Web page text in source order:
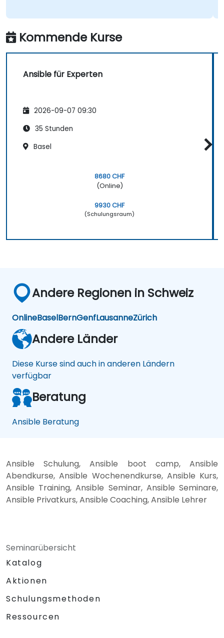
Kommende Kurse
Ansible für Experten
2026-09-07 09:30
35 Stunden
Basel
8680 CHF
(Online)
9930 CHF
(Schulungsraum)
Andere Regionen in Schweiz
OnlineBaselBernGenfLausanneZürich
Andere Länder
Diese Kurse sind auch in anderen Ländern
verfügbar
Beratung
Ansible Beratung
Ansible Schulung, Ansible boot camp, Ansible
Abendkurse, Ansible Wochenendkurse, Ansible Kurs,
Ansible Training, Ansible Seminar, Ansible Seminare,
Ansible Privatkurs, Ansible Coaching, Ansible Lehrer
Seminarübersicht
Katalog
Aktionen
Schulungsmethoden
Ressourcen